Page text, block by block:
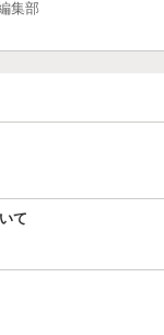
集部
て